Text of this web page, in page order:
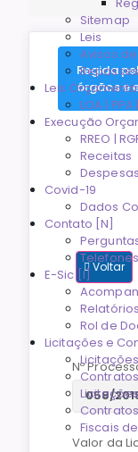
Sitemap
Leis
Avisos
Repasses
Leis
LOA | PPA
Execução
RREO |
Receitas
Despesas
Covid-19
Dados
Contato [N]
E-Sic [I]
Rol de
Licitações e
Licitações
Contratos
Fiscais
Regida
órgãos e
Voltar
Nº
Valor da